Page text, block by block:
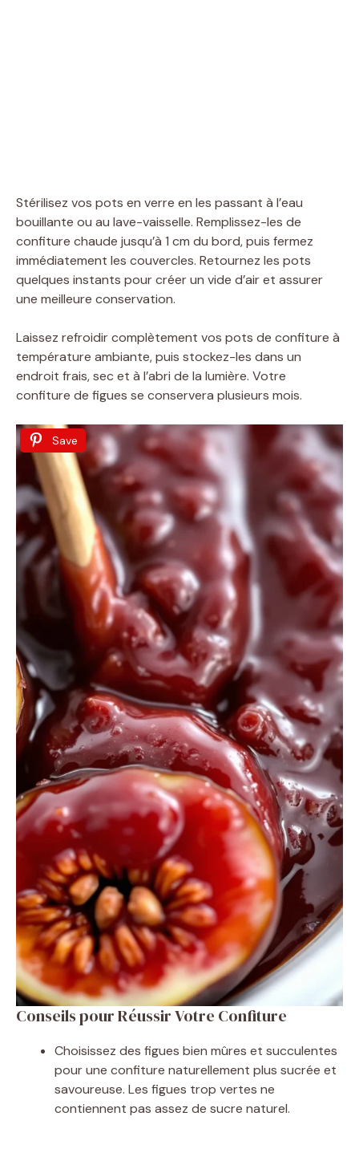
Stérilisez vos pots en verre en les passant à l’eau
bouillante ou au lave-vaisselle. Remplissez-les de
confiture chaude jusqu’à 1 cm du bord, puis fermez
immédiatement les couvercles. Retournez les pots
quelques instants pour créer un vide d’air et assurer
une meilleure conservation.
Laissez refroidir complètement vos pots de confiture à
température ambiante, puis stockez-les dans un
endroit frais, sec et à l’abri de la lumière. Votre
confiture de figues se conservera plusieurs mois.
Save
Conseils pour Réussir Votre Confiture
Choisissez des figues bien mûres et succulentes
pour une confiture naturellement plus sucrée et
savoureuse. Les figues trop vertes ne
contiennent pas assez de sucre naturel.